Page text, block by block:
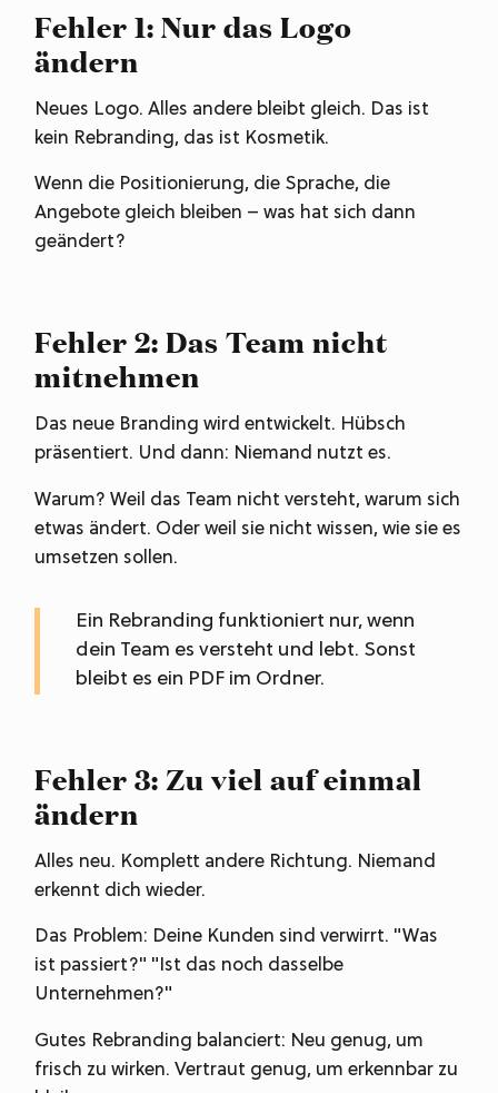
Fehler 1: Nur das Logo
ändern
Neues Logo. Alles andere bleibt gleich. Das ist
kein Rebranding, das ist Kosmetik.
Wenn die Positionierung, die Sprache, die
Angebote gleich bleiben – was hat sich dann
geändert?
Fehler 2: Das Team nicht
mitnehmen
Das neue Branding wird entwickelt. Hübsch
präsentiert. Und dann: Niemand nutzt es.
Warum? Weil das Team nicht versteht, warum sich
etwas ändert. Oder weil sie nicht wissen, wie sie es
umsetzen sollen.
Ein Rebranding funktioniert nur, wenn
dein Team es versteht und lebt. Sonst
bleibt es ein PDF im Ordner.
Fehler 3: Zu viel auf einmal
ändern
Alles neu. Komplett andere Richtung. Niemand
erkennt dich wieder.
Das Problem: Deine Kunden sind verwirrt. "Was
ist passiert?" "Ist das noch dasselbe
Unternehmen?"
Gutes Rebranding balanciert: Neu genug, um
frisch zu wirken. Vertraut genug, um erkennbar zu